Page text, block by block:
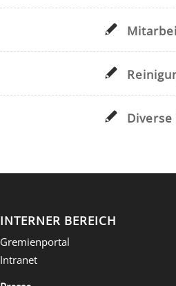
Diverse
INTERNER BEREICH
Gremienportal
Intranet